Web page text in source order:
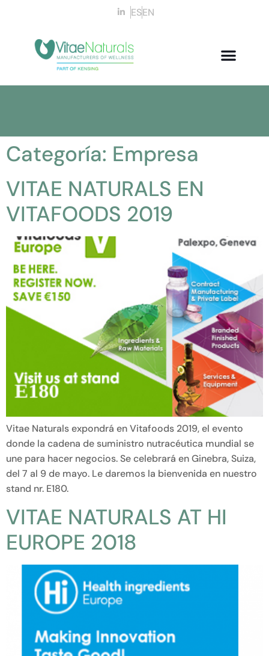
ESEN
Categoría: Empresa
VITAE NATURALS EN
VITAFOODS 2019
Vitae Naturals expondrá en Vitafoods 2019, el evento
donde la cadena de suministro nutracéutica mundial se
une para hacer negocios. Se celebrará en Ginebra, Suiza,
del 7 al 9 de mayo. Le daremos la bienvenida en nuestro
stand nr. E180.
VITAE NATURALS AT HI
EUROPE 2018